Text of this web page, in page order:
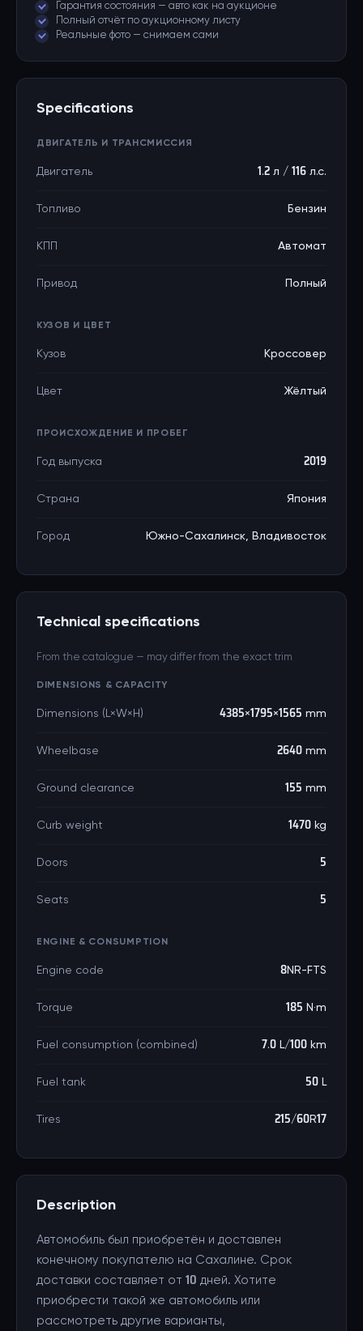
Гарантия состояния — авто как на аукционе
Полный отчёт по аукционному листу
Реальные фото — снимаем сами
Specifications
ДВИГАТЕЛЬ И ТРАНСМИССИЯ
Двигатель 1.2 л / 116 л.с.
Топливо Бензин
КПП Автомат
Привод Полный
КУЗОВ И ЦВЕТ
Кузов Кроссовер
Цвет Жёлтый
ПРОИСХОЖДЕНИЕ И ПРОБЕГ
Год выпуска 2019
Страна Япония
Город Южно-Сахалинск, Владивосток
Technical specifications
From the catalogue — may differ from the exact trim
DIMENSIONS & CAPACITY
Dimensions (L×W×H) 4385×1795×1565 mm
Wheelbase 2640 mm
Ground clearance 155 mm
Curb weight 1470 kg
Doors 5
Seats 5
ENGINE & CONSUMPTION
Engine code 8NR-FTS
Torque 185 N·m
Fuel consumption (combined) 7.0 L/100 km
Fuel tank 50 L
Tires 215/60R17
Description
Автомобиль был приобретён и доставлен
конечному покупателю на Сахалине. Срок
доставки составляет от 10 дней. Хотите
приобрести такой же автомобиль или
рассмотреть другие варианты,